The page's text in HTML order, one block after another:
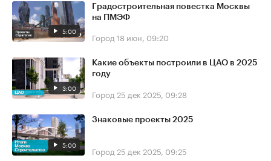
5:00
Градостроительная повестка Москвы
на ПМЭФ
Город 18 июн, 09:20
3:00
Какие объекты построили в ЦАО в 2025
году
Город 25 дек 2025, 09:28
5:00
Знаковые проекты 2025
Город 25 дек 2025, 09:25